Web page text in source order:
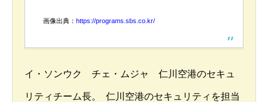
画像出典： https://programs.sbs.co.kr/
イ・ソンウク チェ・ムジャ 仁川空港のセキュ
リティチーム長。 仁川空港のセキュリティを担当